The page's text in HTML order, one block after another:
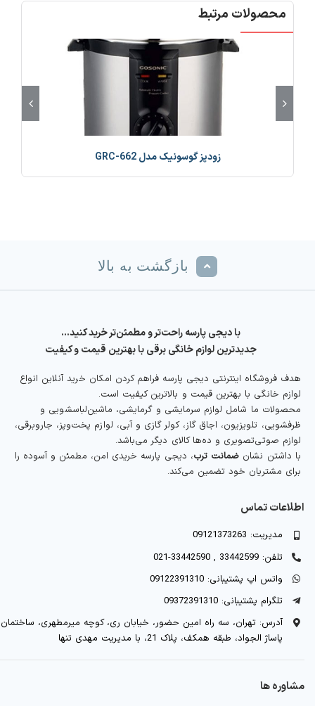
محصولات مرتبط
زودپز گوسونیک مدل GRC-662
بازگشت به بالا
با دیجی پارسه راحت‌تر و مطمئن‌تر خرید کنید…
جدیدترین لوازم خانگی برقی با بهترین قیمت و کیفیت
هدف فروشگاه اینترنتی دیجی پارسه فراهم کردن امکان خرید آنلاین انواع
لوازم خانگی با بهترین قیمت و بالاترین کیفیت است.
محصولات ما شامل لوازم سرمایشی و گرمایشی، ماشین‌لباسشویی و
ظرفشویی، تلویزیون، اجاق گاز، کولر گازی و آبی، لوازم پخت‌وپز، جاروبرقی،
لوازم صوتی‌تصویری و ده‌ها کالای دیگر می‌باشد.
با داشتن نشان ضمانت ترب، دیجی پارسه خریدی امن، مطمئن و آسوده را
برای مشتریان خود تضمین می‌کند.
اطلاعات تماس
مدیریت: 09121373263
تلفن: 33442599 , 33442590-021
واتس اپ پشتیبانی: 09122391310
تلگرام پشتیبانی: 09372391310
آدرس: تهران، سه راه امین حضور، خیابان ری، کوچه میرمطهری، ساختمان
پاساژ الجواد، طبقه همکف، پلاک 21، با مدیریت مهدی تنها
مشاوره ها